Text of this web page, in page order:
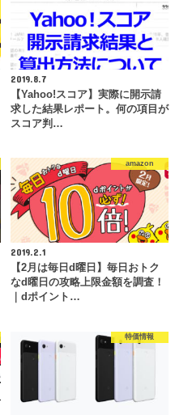
2019.8.7
【Yahoo!スコア】実際に開示請
求した結果レポート。何の項目が
スコア判…
amazon
2019.2.1
【2月は毎日d曜日】毎日おトク
なd曜日の攻略上限金額を調査！
｜dポイント…
特価情報